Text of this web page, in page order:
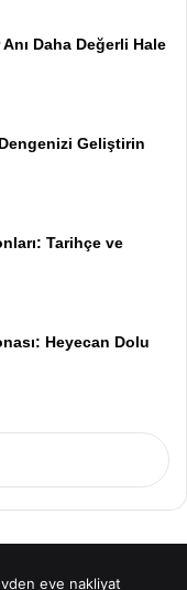
Daha Değerli Hale
Geliştirin
Tarihçe ve
Heyecan Dolu
eve nakliyat